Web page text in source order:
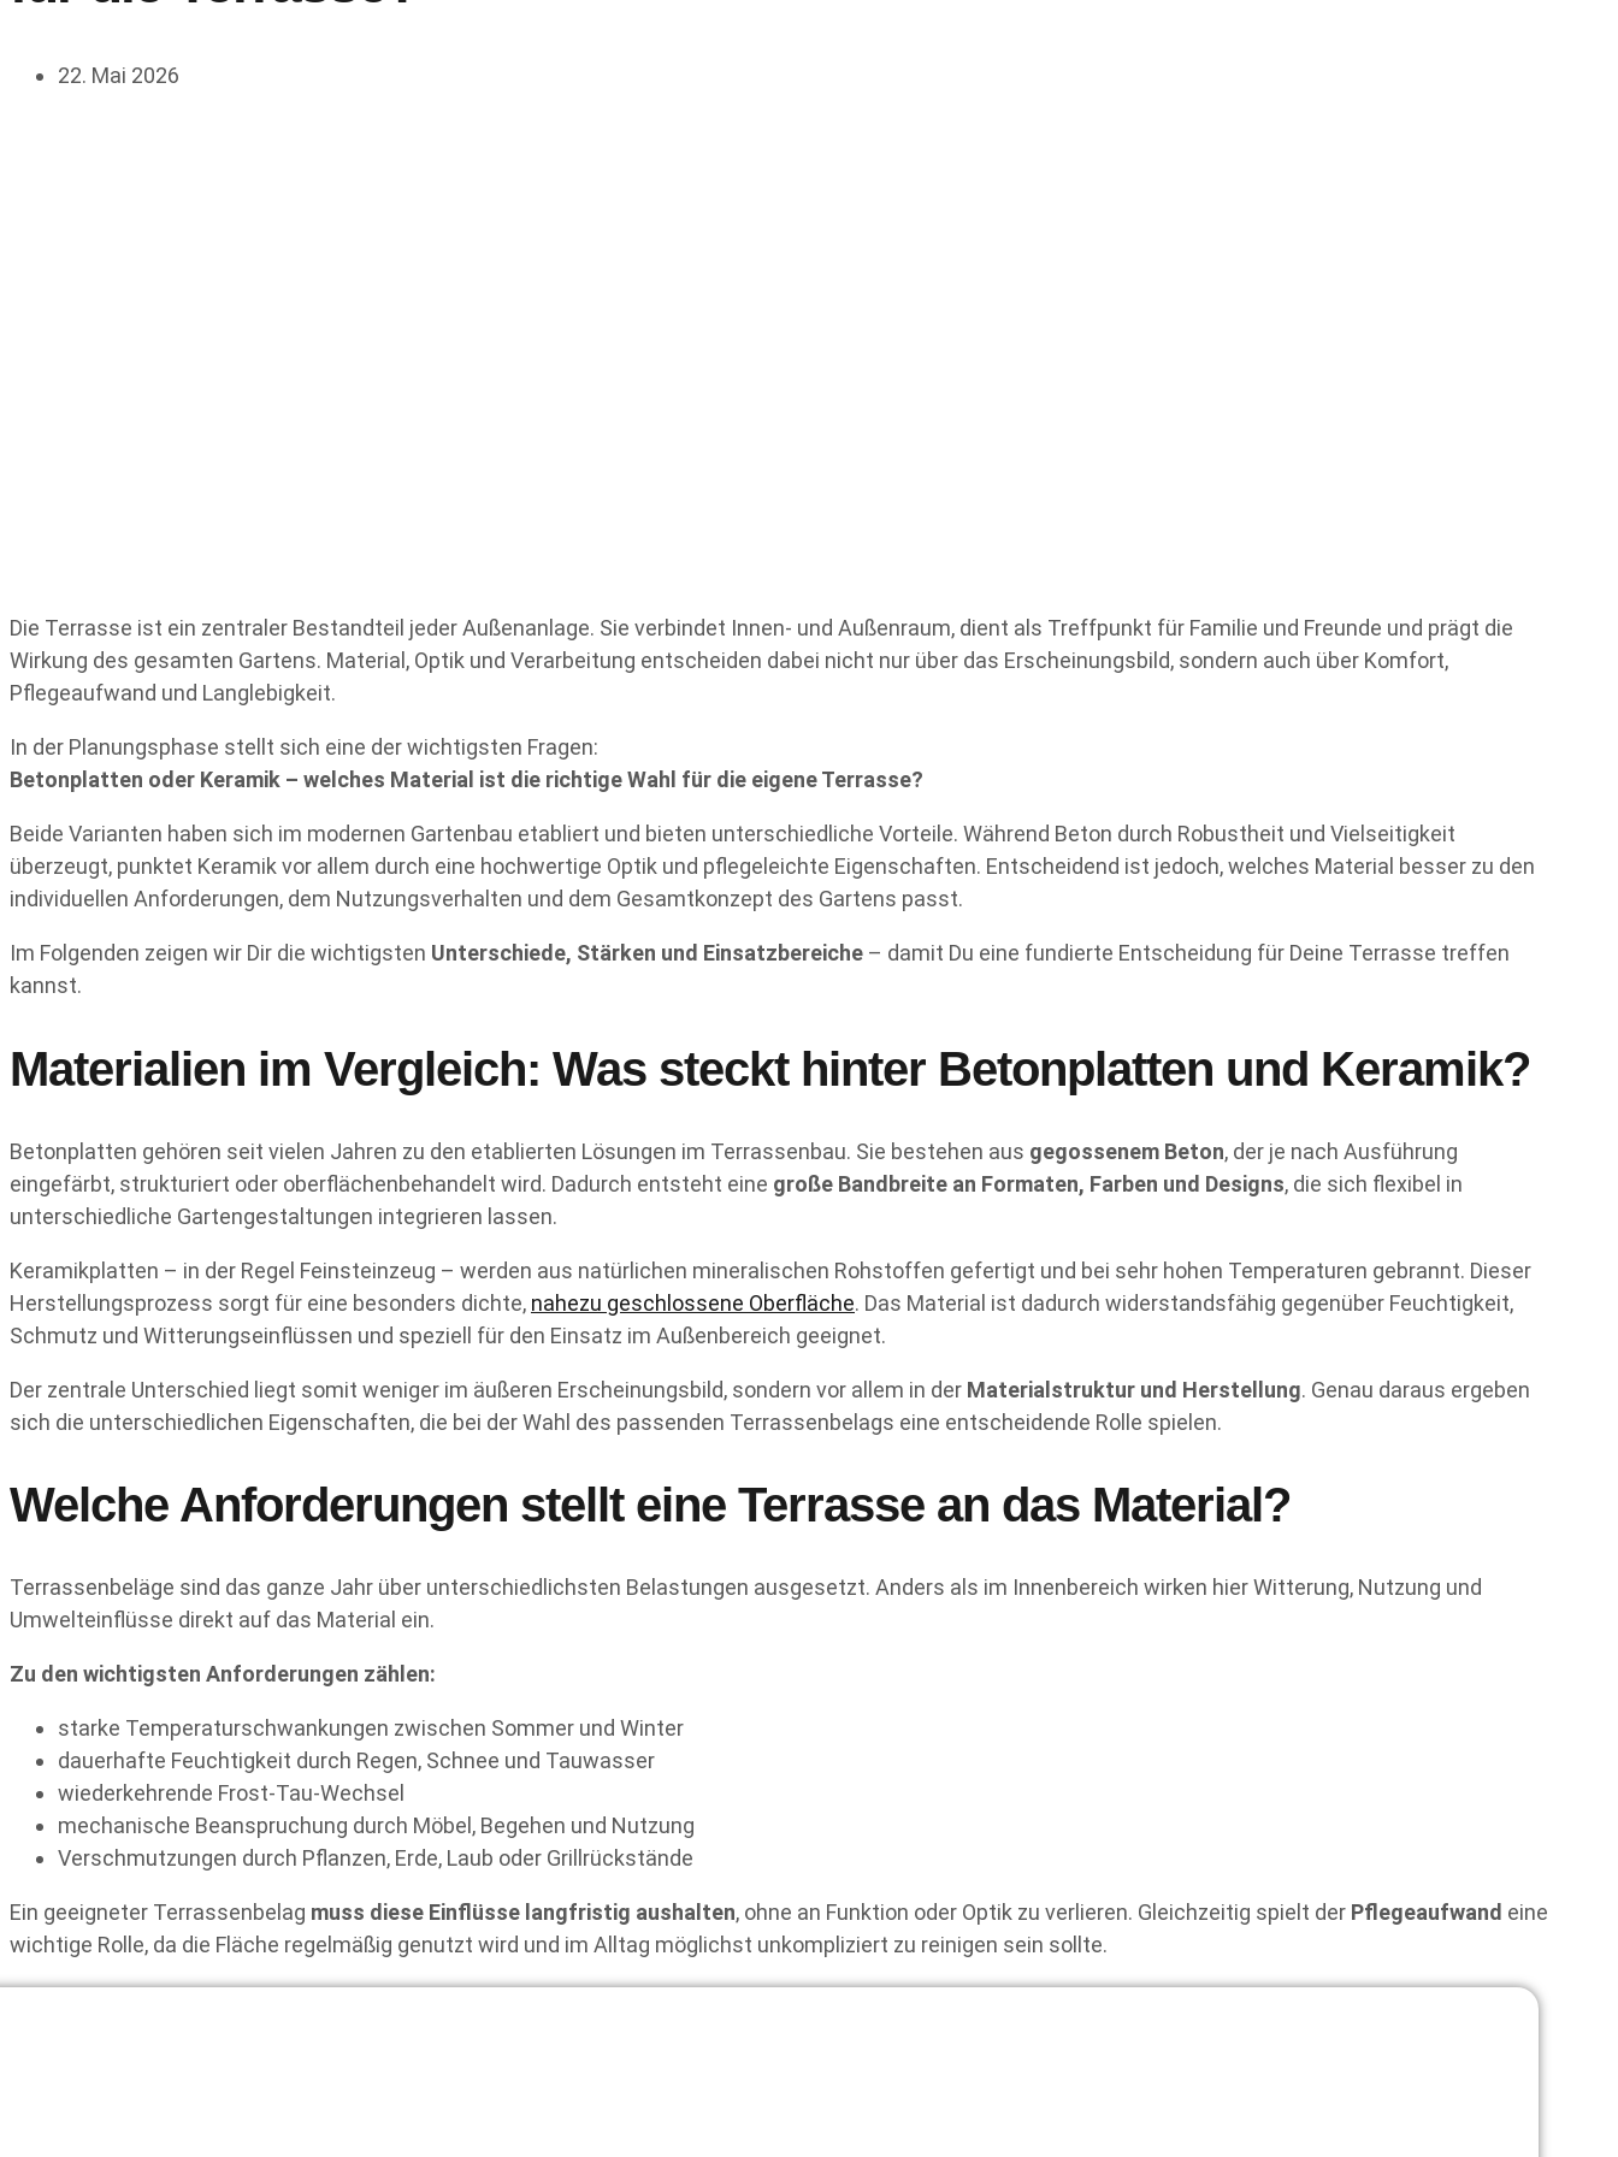
22. Mai 2026
Die Terrasse ist ein zentraler Bestandteil jeder Außenanlage. Sie verbindet Innen- und Außenraum, dient als Treffpunkt für Familie und Freunde und prägt die
Wirkung des gesamten Gartens. Material, Optik und Verarbeitung entscheiden dabei nicht nur über das Erscheinungsbild, sondern auch über Komfort,
Pflegeaufwand und Langlebigkeit.
In der Planungsphase stellt sich eine der wichtigsten Fragen:
Betonplatten oder Keramik – welches Material ist die richtige Wahl für die eigene Terrasse?
Beide Varianten haben sich im modernen Gartenbau etabliert und bieten unterschiedliche Vorteile. Während Beton durch Robustheit und Vielseitigkeit
überzeugt, punktet Keramik vor allem durch eine hochwertige Optik und pflegeleichte Eigenschaften. Entscheidend ist jedoch, welches Material besser zu den
individuellen Anforderungen, dem Nutzungsverhalten und dem Gesamtkonzept des Gartens passt.
Im Folgenden zeigen wir Dir die wichtigsten Unterschiede, Stärken und Einsatzbereiche – damit Du eine fundierte Entscheidung für Deine Terrasse treffen
kannst.
Materialien im Vergleich: Was steckt hinter Betonplatten und Keramik?
Betonplatten gehören seit vielen Jahren zu den etablierten Lösungen im Terrassenbau. Sie bestehen aus gegossenem Beton, der je nach Ausführung
eingefärbt, strukturiert oder oberflächenbehandelt wird. Dadurch entsteht eine große Bandbreite an Formaten, Farben und Designs, die sich flexibel in
unterschiedliche Gartengestaltungen integrieren lassen.
Keramikplatten – in der Regel Feinsteinzeug – werden aus natürlichen mineralischen Rohstoffen gefertigt und bei sehr hohen Temperaturen gebrannt. Dieser
Herstellungsprozess sorgt für eine besonders dichte, nahezu geschlossene Oberfläche. Das Material ist dadurch widerstandsfähig gegenüber Feuchtigkeit,
Schmutz und Witterungseinflüssen und speziell für den Einsatz im Außenbereich geeignet.
Der zentrale Unterschied liegt somit weniger im äußeren Erscheinungsbild, sondern vor allem in der Materialstruktur und Herstellung. Genau daraus ergeben
sich die unterschiedlichen Eigenschaften, die bei der Wahl des passenden Terrassenbelags eine entscheidende Rolle spielen.
Welche Anforderungen stellt eine Terrasse an das Material?
Terrassenbeläge sind das ganze Jahr über unterschiedlichsten Belastungen ausgesetzt. Anders als im Innenbereich wirken hier Witterung, Nutzung und
Umwelteinflüsse direkt auf das Material ein.
Zu den wichtigsten Anforderungen zählen:
starke Temperaturschwankungen zwischen Sommer und Winter
dauerhafte Feuchtigkeit durch Regen, Schnee und Tauwasser
wiederkehrende Frost-Tau-Wechsel
mechanische Beanspruchung durch Möbel, Begehen und Nutzung
Verschmutzungen durch Pflanzen, Erde, Laub oder Grillrückstände
Ein geeigneter Terrassenbelag muss diese Einflüsse langfristig aushalten, ohne an Funktion oder Optik zu verlieren. Gleichzeitig spielt der Pflegeaufwand eine
wichtige Rolle, da die Fläche regelmäßig genutzt wird und im Alltag möglichst unkompliziert zu reinigen sein sollte.